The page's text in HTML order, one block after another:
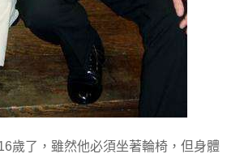
歲了，雖然他必須坐著輪椅，但身體